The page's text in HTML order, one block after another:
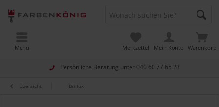
Persönliche Beratung unter 040 60 77 65 23
Warenkorb
Merkzettel Mein Konto
Menü
Übersicht Brillux